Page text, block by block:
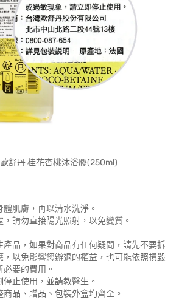
舒丹 桂花杏桃沐浴膠(250ml)
肌膚，再以清水洗淨。
請勿直接陽光照射，以免變質。
品，如果對商品有任何疑問，請先不要拆
，以免影響您辦退的權益，也可能依照損毀
要的費用。
止使用，並請教醫生。
品、贈品、包裝外盒均齊全。